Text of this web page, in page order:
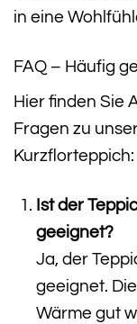
in eine
FAQ – Häufig
Hier finden Sie
Fragen zu
Kurzflorteppich:
Ist der
geeignet?
Ja, der
geeignet.
Wärme gut